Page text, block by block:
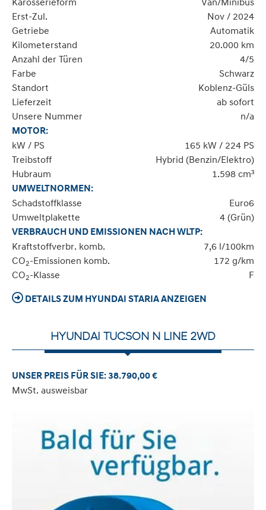
Erst-Zul.
Nov / 2024
Getriebe
Automatik
Kilometerstand
20.000 km
Anzahl der Türen
4/5
Farbe
Schwarz
Standort
Koblenz-Güls
Lieferzeit
ab sofort
Unsere Nummer
n/a
MOTOR:
kW / PS
165 kW / 224 PS
Treibstoff
Hybrid (Benzin/Elektro)
Hubraum
1.598 cm³
UMWELTNORMEN:
Schadstoffklasse
Euro6
Umweltplakette
4 (Grün)
VERBRAUCH UND EMISSIONEN NACH WLTP:
Kraftstoffverbr. komb.
7,6 l/100km
CO2-Emissionen komb.
172 g/km
CO2-Klasse F
DETAILS ZUM HYUNDAI STARIA ANZEIGEN
HYUNDAI TUCSON N LINE 2WD
UNSER PREIS FÜR SIE: 38.790,00 €
MwSt. ausweisbar